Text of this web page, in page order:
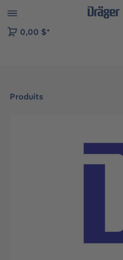
to B2B platform navigation
0,00 $*
Produits
Ignorer la galerie d'images